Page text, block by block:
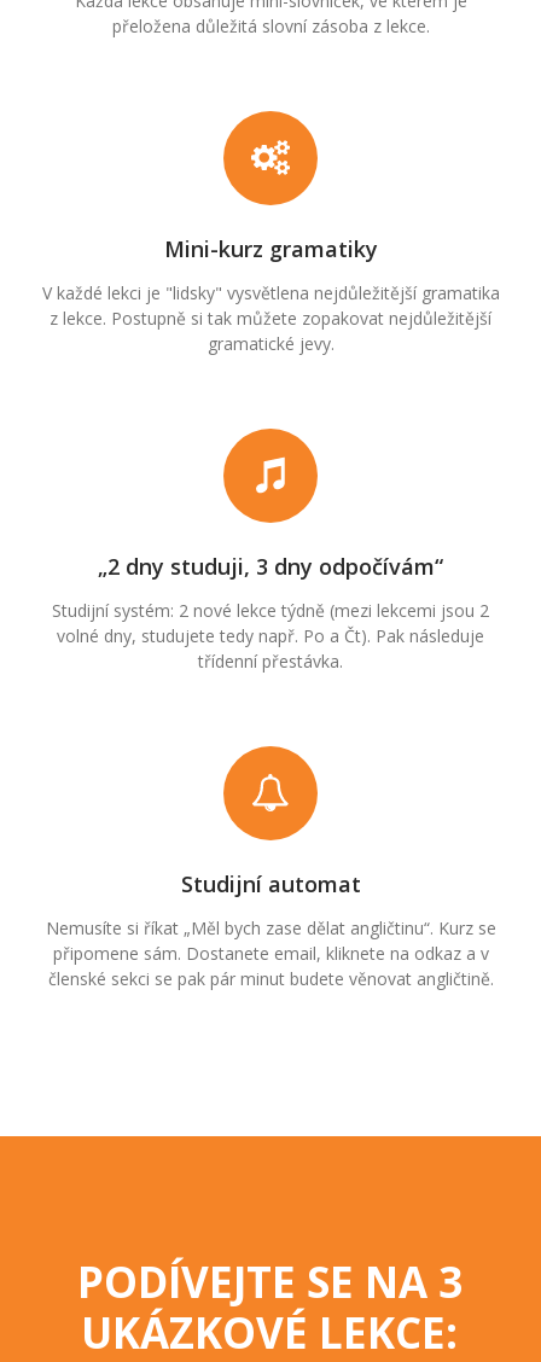
přeložena důležitá slovní zásoba z lekce.
Mini-kurz gramatiky
V každé lekci je "lidsky" vysvětlena nejdůležitější gramatika
z lekce. Postupně si tak můžete zopakovat nejdůležitější
gramatické jevy.
„2 dny studuji, 3 dny odpočívám“
Studijní systém: 2 nové lekce týdně (mezi lekcemi jsou 2
volné dny, studujete tedy např. Po a Čt). Pak následuje
třídenní přestávka.
Studijní automat
Nemusíte si říkat „Měl bych zase dělat angličtinu“. Kurz se
připomene sám. Dostanete email, kliknete na odkaz a v
členské sekci se pak pár minut budete věnovat angličtině.
PODÍVEJTE SE NA 3
UKÁZKOVÉ LEKCE: